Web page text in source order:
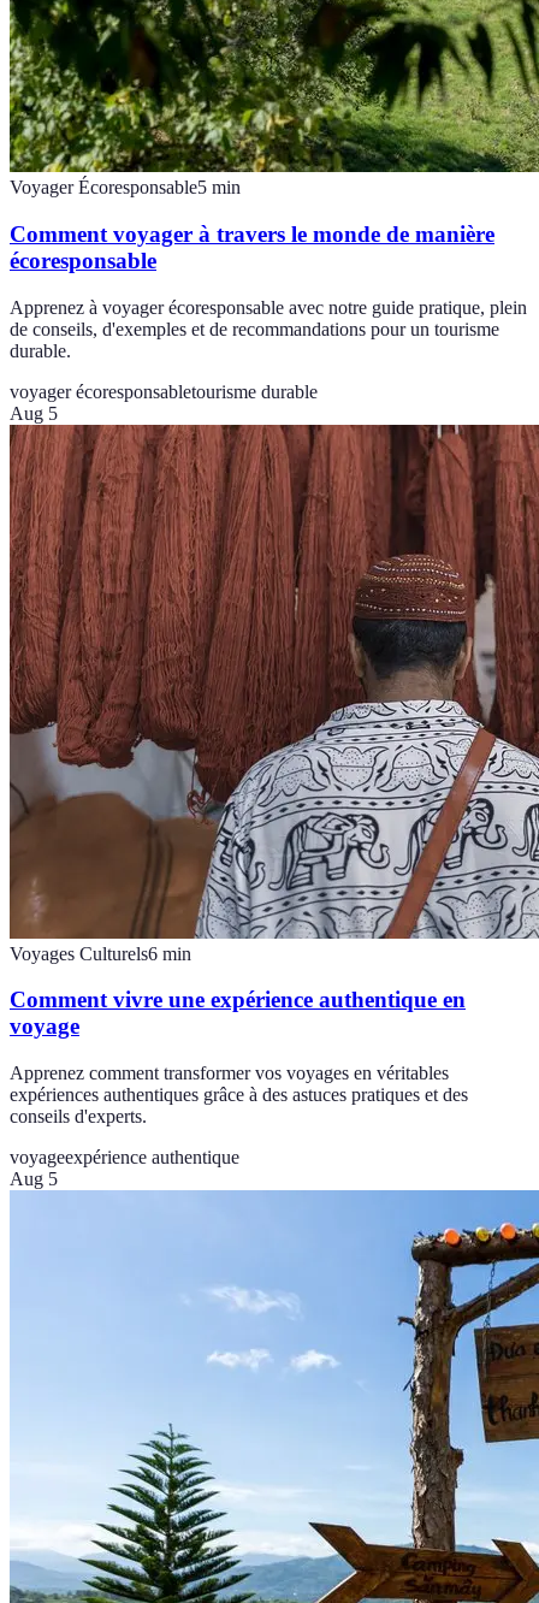
Voyager Écoresponsable5 min
Comment voyager à travers le monde de manière
écoresponsable
Apprenez à voyager écoresponsable avec notre guide pratique, plein
de conseils, d'exemples et de recommandations pour un tourisme
durable.
voyager écoresponsabletourisme durable
Aug 5
Voyages Culturels6 min
Comment vivre une expérience authentique en
voyage
Apprenez comment transformer vos voyages en véritables
expériences authentiques grâce à des astuces pratiques et des
conseils d'experts.
voyageexpérience authentique
Aug 5